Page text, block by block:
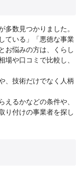
数見つかりました。
ている」「悪徳な事業
お悩みの方は、くらし
や口コミで比較し、
、技術だけでなく人柄
るかなどの条件や、
り付けの事業者を探し